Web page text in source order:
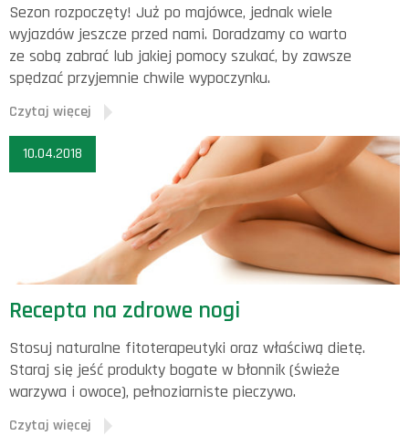
Sezon rozpoczęty! Już po majówce, jednak wiele
wyjazdów jeszcze przed nami. Doradzamy co warto
ze sobą zabrać lub jakiej pomocy szukać, by zawsze
spędzać przyjemnie chwile wypoczynku.
Czytaj więcej
10.04.2018
Recepta na zdrowe nogi
Stosuj naturalne fitoterapeutyki oraz właściwą dietę.
Staraj się jeść produkty bogate w błonnik (świeże
warzywa i owoce), pełnoziarniste pieczywo.
Czytaj więcej